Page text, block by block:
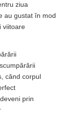
ziua
au gustat în mod
viitoare
când corpul
prin